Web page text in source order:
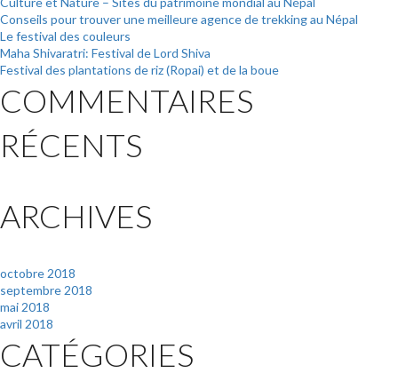
Conseils pour trouver une meilleure agence de trekking au Népal
Le festival des couleurs
Maha Shivaratri: Festival de Lord Shiva
Festival des plantations de riz (Ropai) et de la boue
COMMENTAIRES
RÉCENTS
ARCHIVES
octobre 2018
septembre 2018
mai 2018
avril 2018
CATÉGORIES